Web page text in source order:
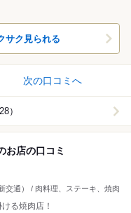
サク見られる
次の口コミへ
）
お店の口コミ
交通） / 肉料理、ステーキ、焼肉
る焼肉店！